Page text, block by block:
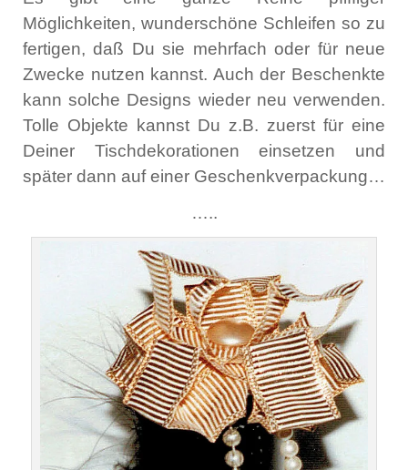
Möglichkeiten, wunderschöne Schleifen so zu
fertigen, daß Du sie mehrfach oder für neue
Zwecke nutzen kannst. Auch der Beschenkte
kann solche Designs wieder neu verwenden.
Tolle Objekte kannst Du z.B. zuerst für eine
Deiner Tischdekorationen einsetzen und
später dann auf einer Geschenkverpackung…
…..